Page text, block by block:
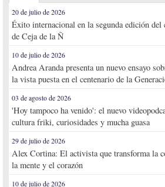
20 de julio de 2026
Éxito internacional en la segunda edición
de Ceja de la Ñ
10 de julio de 2026
Andrea Aranda presenta un nuevo ensayo
la vista puesta en el centenario de la
03 de agosto de 2026
'Hoy tampoco ha venido': el nuevo
cultura friki, curiosidades y mucha guasa
29 de julio de 2026
Alex Cortina: El activista que transforma la
la mente y el corazón
10 de julio de 2026